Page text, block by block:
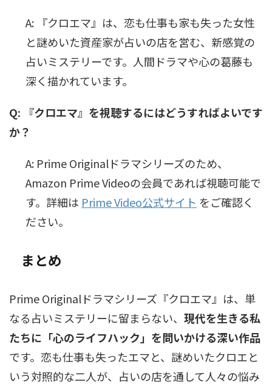
A: 『クロエマ』は、恋も仕事も家も失った女性
と謎めいた資産家が占いの店を営む、新感覚の
占いミステリーです。人間ドラマや心の葛藤も
深く描かれています。
Q: 『クロエマ』を視聴するにはどうすればよいです
か？
A: Prime Originalドラマシリーズのため、
Amazon Prime Videoの会員であれば視聴可能で
す。詳細は Prime Video公式サイト をご確認く
ださい。
まとめ
Prime Originalドラマシリーズ『クロエマ』は、単
なる占いミステリーに留まらない、 現代を生きる私
たちに「心のライフハック」を問いかける深い作品
です。恋も仕事も失ったエマと、謎めいたクロエと
いう対照的な二人が、占いの店を通して人々の悩み